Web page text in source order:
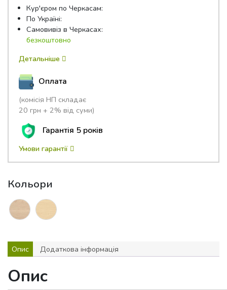
Кур'єром по Черкасам:
По Україні:
Самовивіз в Черкасах:
безкоштовно
Детальніше
Оплата
(комісія НП складає
20 грн + 2% від суми)
Гарантія 5 років
Умови гарантії
Кольори
Опис Додаткова інформація
Опис